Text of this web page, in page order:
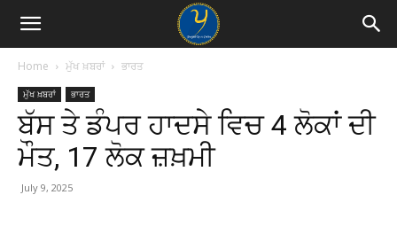
Home ਮੁੱਖ ਖ਼ਬਰਾਂ ਭਾਰਤ
ਮੁੱਖ ਖ਼ਬਰਾਂ ਭਾਰਤ
ਬੱਸ ਤੇ ਡੰਪਰ ਹਾਦਸੇ ਵਿਚ 4 ਲੋਕਾਂ ਦੀ
ਮੌਤ, 17 ਲੋਕ ਜ਼ਖ਼ਮੀ
July 9, 2025